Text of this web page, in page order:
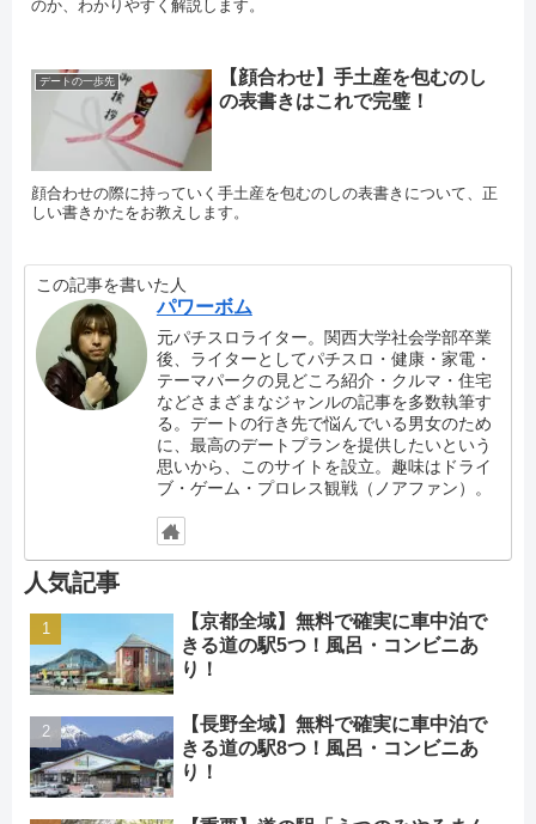
のか、わかりやすく解説します。
デートの一歩先
【顔合わせ】手土産を包むのし
の表書きはこれで完璧！
顔合わせの際に持っていく手土産を包むのしの表書きについて、正
しい書きかたをお教えします。
この記事を書いた人
パワーボム
元パチスロライター。関西大学社会学部卒業
後、ライターとしてパチスロ・健康・家電・
テーマパークの見どころ紹介・クルマ・住宅
などさまざまなジャンルの記事を多数執筆す
る。デートの行き先で悩んでいる男女のため
に、最高のデートプランを提供したいという
思いから、このサイトを設立。趣味はドライ
ブ・ゲーム・プロレス観戦（ノアファン）。
人気記事
【京都全域】無料で確実に車中泊で
きる道の駅5つ！風呂・コンビニあ
り！
【長野全域】無料で確実に車中泊で
きる道の駅8つ！風呂・コンビニあ
り！